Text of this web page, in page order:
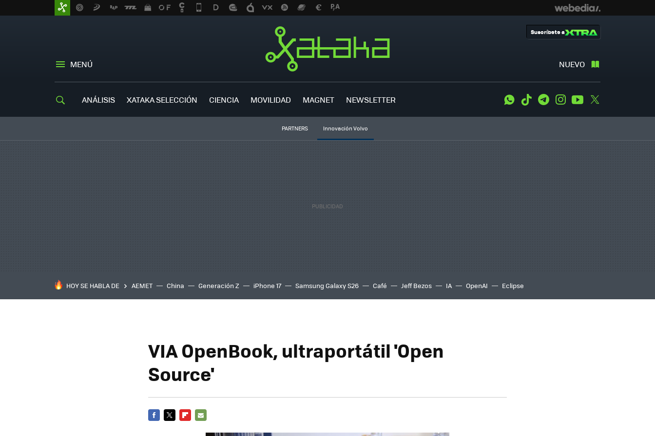
MENÚ NUEVO
Suscríbete a
ANÁLISIS XATAKA SELECCIÓN CIENCIA MOVILIDAD MAGNET NEWSLETTER WhatsApp
Tiktok TelegramInstagramYoutube
PARTNERS Innovación Volvo
HOY SE HABLA DE AEMET China Generación Z iPhone 17 Samsung Galaxy S26 Café Jeff Bezos IA OpenAI Eclipse
VIA OpenBook, ultraportátil 'Open
Source'